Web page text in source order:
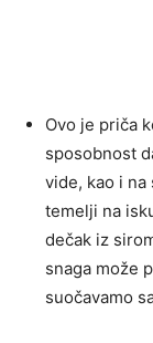
Ovo je priča
sposobnost
vide, kao i
temelji na
dečak iz
snaga može
suočavamo